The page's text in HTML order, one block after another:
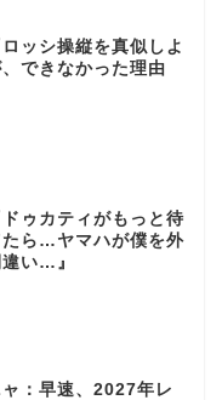
ッシ操縦を真似しよ
できなかった理由
ゥカティがもっと待
たら…ヤマハが僕を外
い…』
：早速、2027年レ